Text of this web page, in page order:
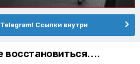
Ссылки внутри
восстановиться....